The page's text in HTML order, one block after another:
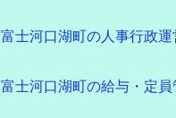
富士河口湖町の人事行政運
富士河口湖町の給与・定員